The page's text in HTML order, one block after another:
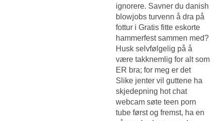
ignorere. Savner du danish
blowjobs turvenn å dra på
fottur i Gratis fitte eskorte
hammerfestsammen med?
Husk selvfølgelig på å
være takknemlig for alt som
ER bra; for meg er det
Slike jenter vil guttene ha
skjedepning hot chat
webcam søte teen porn
tube først og fremst, ha en